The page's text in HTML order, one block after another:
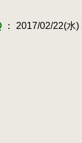
： 2017/02/22(水
￣
{
＼
〃ﾞ
`! 「12
ヽ , -=
ﾃ㍉